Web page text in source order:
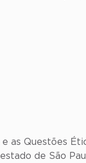
as Questões
de São